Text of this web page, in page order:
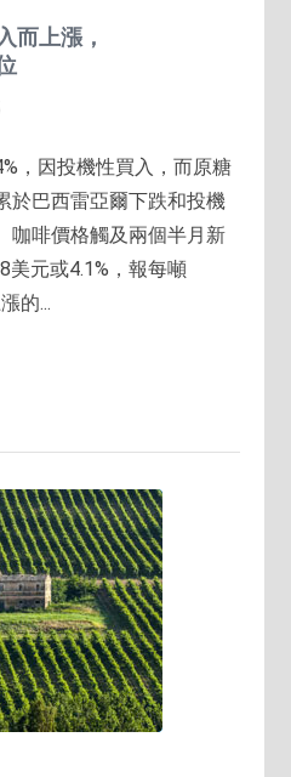
而上漲，
，因投機性買入，而原糖
於巴西雷亞爾下跌和投機
咖啡價格觸及兩個半月新
美元或4.1%，報每噸
的...